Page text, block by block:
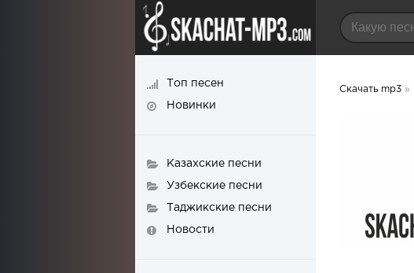
Скачать mp3 »
Топ песен
Новинки
Казахские песни
Узбекские песни
Таджикские песни
Новости